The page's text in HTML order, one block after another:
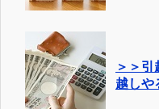
＞＞引
越しや